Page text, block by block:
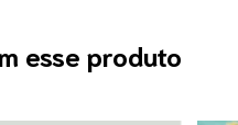
esse produto